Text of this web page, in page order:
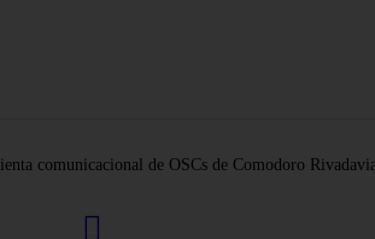
comunicacional de OSCs de Comodoro